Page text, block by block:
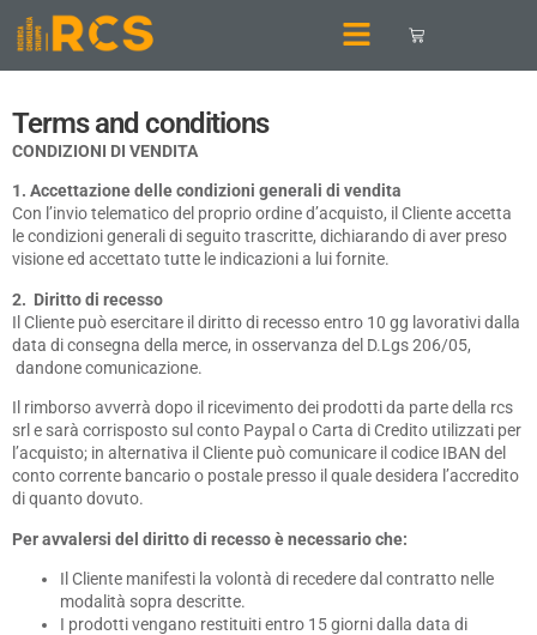
Terms and conditions
CONDIZIONI DI VENDITA
1. Accettazione delle condizioni generali di vendita
Con l’invio telematico del proprio ordine d’acquisto, il Cliente accetta
le condizioni generali di seguito trascritte, dichiarando di aver preso
visione ed accettato tutte le indicazioni a lui fornite.
2. Diritto di recesso
Il Cliente può esercitare il diritto di recesso entro 10 gg lavorativi dalla
data di consegna della merce, in osservanza del D.Lgs 206/05,
dandone comunicazione.
Il rimborso avverrà dopo il ricevimento dei prodotti da parte della rcs
srl e sarà corrisposto sul conto Paypal o Carta di Credito utilizzati per
l’acquisto; in alternativa il Cliente può comunicare il codice IBAN del
conto corrente bancario o postale presso il quale desidera l’accredito
di quanto dovuto.
Per avvalersi del diritto di recesso è necessario che:
Il Cliente manifesti la volontà di recedere dal contratto nelle
modalità sopra descritte.
I prodotti vengano restituiti entro 15 giorni dalla data di